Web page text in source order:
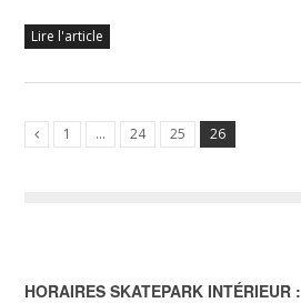
Lire l'article
1 … 24 25 26
HORAIRES SKATEPARK INTÉRIEUR :